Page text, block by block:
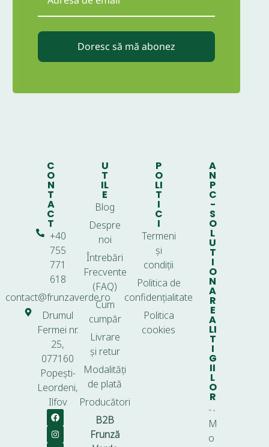
Doresc să mă abonez
C
O
N
T
A
C
T
+40
755
771
618
contact@frunzaverde.ro
Drumul
Fermei nr.
25,
077160
Popești-
Leordeni,
Ilfov
U
T
IL
E
Blog
Despre
noi
Întrebări
Frecvente
(FAQ)
Cum
cumpăr
Livrare
și retur
Modalități
de plată
Producători
B2B
Frunză
P
O
LI
T
I
C
I
Termeni
și
condiții
Politica de
confidențialitate
Politica
cookies
A
N
P
C
-
S
O
L
U
T
I
O
N
A
R
E
A
LI
T
I
G
II
L
O
R
M
o